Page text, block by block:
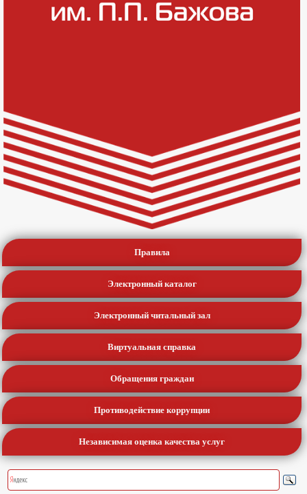
Правила
Электронный каталог
Электронный читальный зал
Виртуальная справка
Обращения граждан
Противодействие коррупции
Независимая оценка качества услуг